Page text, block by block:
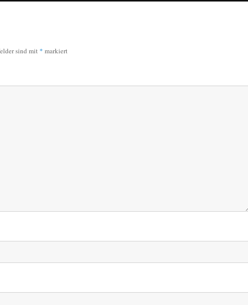
sind mit * markiert